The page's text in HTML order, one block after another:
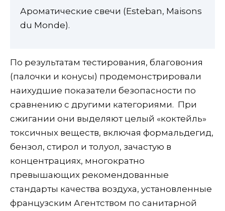
Ароматические свечи (Esteban, Maisons
du Monde).
По результатам тестирования, благовония
(палочки и конусы) продемонстрировали
наихудшие показатели безопасности по
сравнению с другими категориями. При
сжигании они выделяют целый «коктейль»
токсичных веществ, включая формальдегид,
бензол, стирол и толуол, зачастую в
концентрациях, многократно
превышающих рекомендованные
стандарты качества воздуха, установленные
французским Агентством по санитарной